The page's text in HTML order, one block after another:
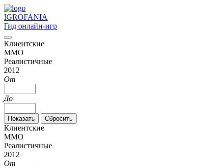
IGROFANIA
Гид онлайн-игр
Клиентские
MMO
Реалистичные
2012
От
До
Клиентские
MMO
Реалистичные
2012
От